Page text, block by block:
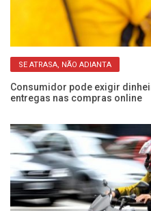
SE ATRASA, NÃO ADIANTA
Consumidor pode exigir
entregas nas compras online